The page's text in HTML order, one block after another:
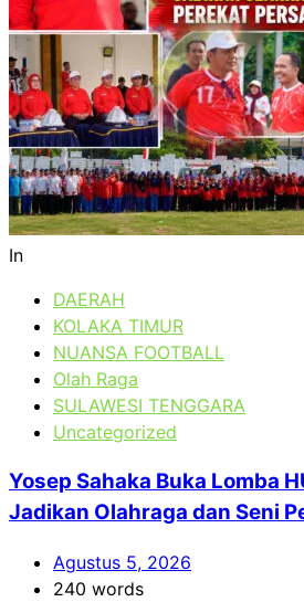
In
DAERAH
KOLAKA TIMUR
NUANSA FOOTBALL
Olah Raga
SULAWESI TENGGARA
Uncategorized
Yosep Sahaka Buka Lomba
Jadikan Olahraga dan Seni
Agustus 5, 2026
240 words